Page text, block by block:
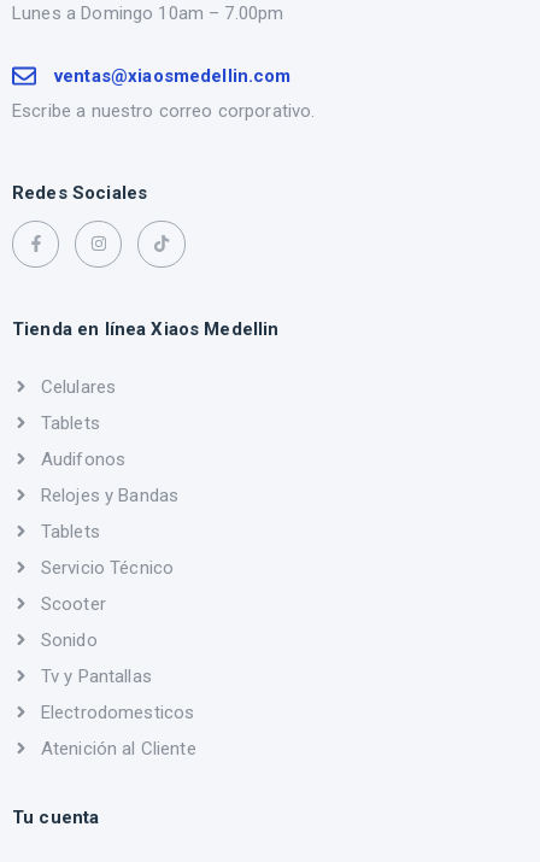
Lunes a Domingo 10am – 7.00pm
ventas@xiaosmedellin.com
Escribe a nuestro correo corporativo.
Redes Sociales
Tienda en línea Xiaos Medellin
Celulares
Tablets
Audifonos
Relojes y Bandas
Tablets
Servicio Técnico
Scooter
Sonido
Tv y Pantallas
Electrodomesticos
Atenición al Cliente
Tu cuenta